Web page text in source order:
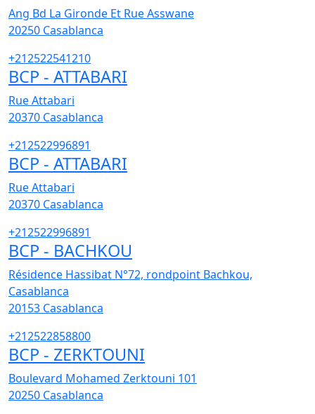
Ang Bd La Gironde Et Rue Asswane
20250 Casablanca
+212522541210
BCP - ATTABARI
Rue Attabari
20370 Casablanca
+212522996891
BCP - ATTABARI
Rue Attabari
20370 Casablanca
+212522996891
BCP - BACHKOU
Résidence Hassibat N°72, rondpoint Bachkou,
Casablanca
20153 Casablanca
+212522858800
BCP - ZERKTOUNI
Boulevard Mohamed Zerktouni 101
20250 Casablanca